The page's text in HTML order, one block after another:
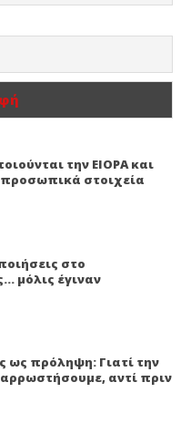
την EIOPA και
στοιχεία
στο
μόλις έγιναν
ως πρόληψη: Γιατί την
αντί πριν